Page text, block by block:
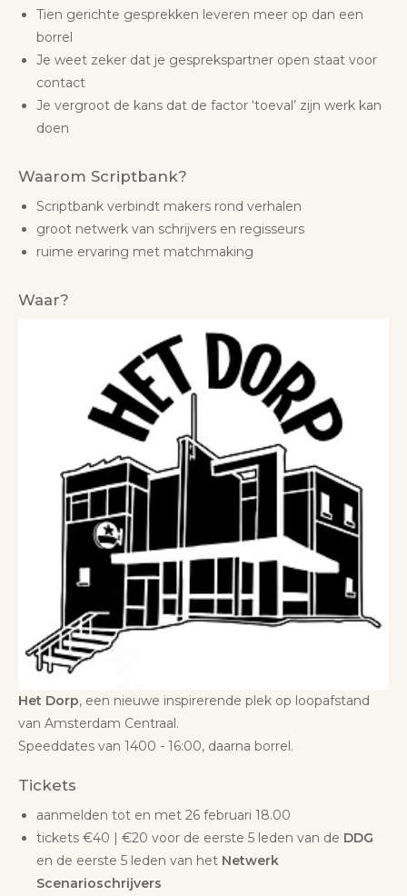
Tien gerichte gesprekken leveren meer op dan een
borrel
Je weet zeker dat je gesprekspartner open staat voor
contact
Je vergroot de kans dat de factor ‘toeval’ zijn werk kan
doen
Waarom Scriptbank?
Scriptbank verbindt makers rond verhalen
groot netwerk van schrijvers en regisseurs
ruime ervaring met matchmaking
Waar?
Het Dorp, een nieuwe inspirerende plek op loopafstand
van Amsterdam Centraal.
Speeddates van 1400 - 16:00, daarna borrel.
Tickets
aanmelden tot en met 26 februari 18.00
tickets €40 | €20 voor de eerste 5 leden van de DDG
en de eerste 5 leden van het Netwerk
Scenarioschrijvers